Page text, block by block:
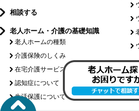
相談する
老人ホーム・介護の基礎知識
老人ホームの種類
介護保険のしくみ
在宅介護サービスについて
認知症について
生活保護について
特
介